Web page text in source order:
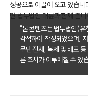
성공으로 이끌어 오고 있습
면 법무법인 대륜과 함께 준
"본 콘텐츠는 법무법인(유
각색하여 작성되었으며,
무단 전재, 복제 및 배포
른 조치가 이루어질 수 있